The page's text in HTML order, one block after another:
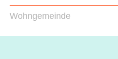
Archiv
Wohngemeinde